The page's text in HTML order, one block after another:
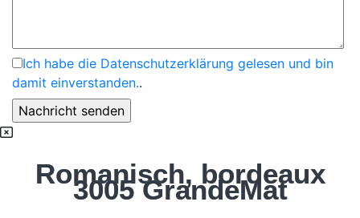
Ich habe die Datenschutzerklärung gelesen und bin
damit einverstanden..
Romanisch, bordeaux
3005 GrandeMat